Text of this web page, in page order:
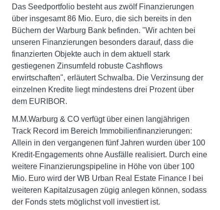
Das Seedportfolio besteht aus zwölf Finanzierungen
über insgesamt 86 Mio. Euro, die sich bereits in den
Büchern der Warburg Bank befinden. "Wir achten bei
unseren Finanzierungen besonders darauf, dass die
finanzierten Objekte auch in dem aktuell stark
gestiegenen Zinsumfeld robuste Cashflows
erwirtschaften", erläutert Schwalba. Die Verzinsung der
einzelnen Kredite liegt mindestens drei Prozent über
dem EURIBOR.
M.M.Warburg & CO verfügt über einen langjährigen
Track Record im Bereich Immobilienfinanzierungen:
Allein in den vergangenen fünf Jahren wurden über 100
Kredit-Engagements ohne Ausfälle realisiert. Durch eine
weitere Finanzierungspipeline in Höhe von über 100
Mio. Euro wird der WB Urban Real Estate Finance I bei
weiteren Kapitalzusagen zügig anlegen können, sodass
der Fonds stets möglichst voll investiert ist.